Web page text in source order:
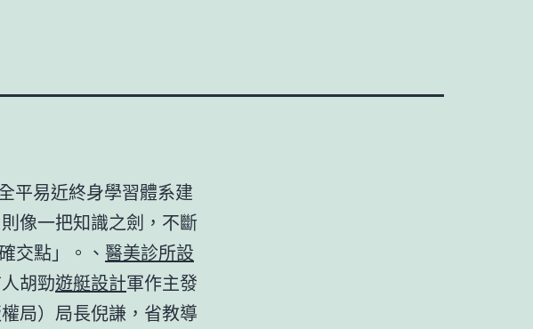
平易近終身學習體系建
像一把知識之劍，不斷
交點」。、 醫美診所設
胡勁遊艇設計軍作主發
局）局長倪謙，省教導